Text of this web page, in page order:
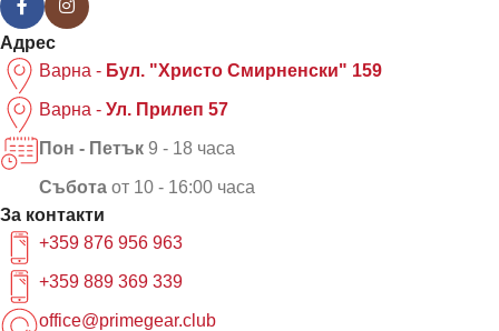
Адрес
Варна - Бул. "Христо Смирненски" 159
Варна - Ул. Прилеп 57
Пон - Петък 9 - 18 часа
Събота от 10 - 16:00 часа
За контакти
+359 876 956 963
+359 889 369 339
office@primegear.club